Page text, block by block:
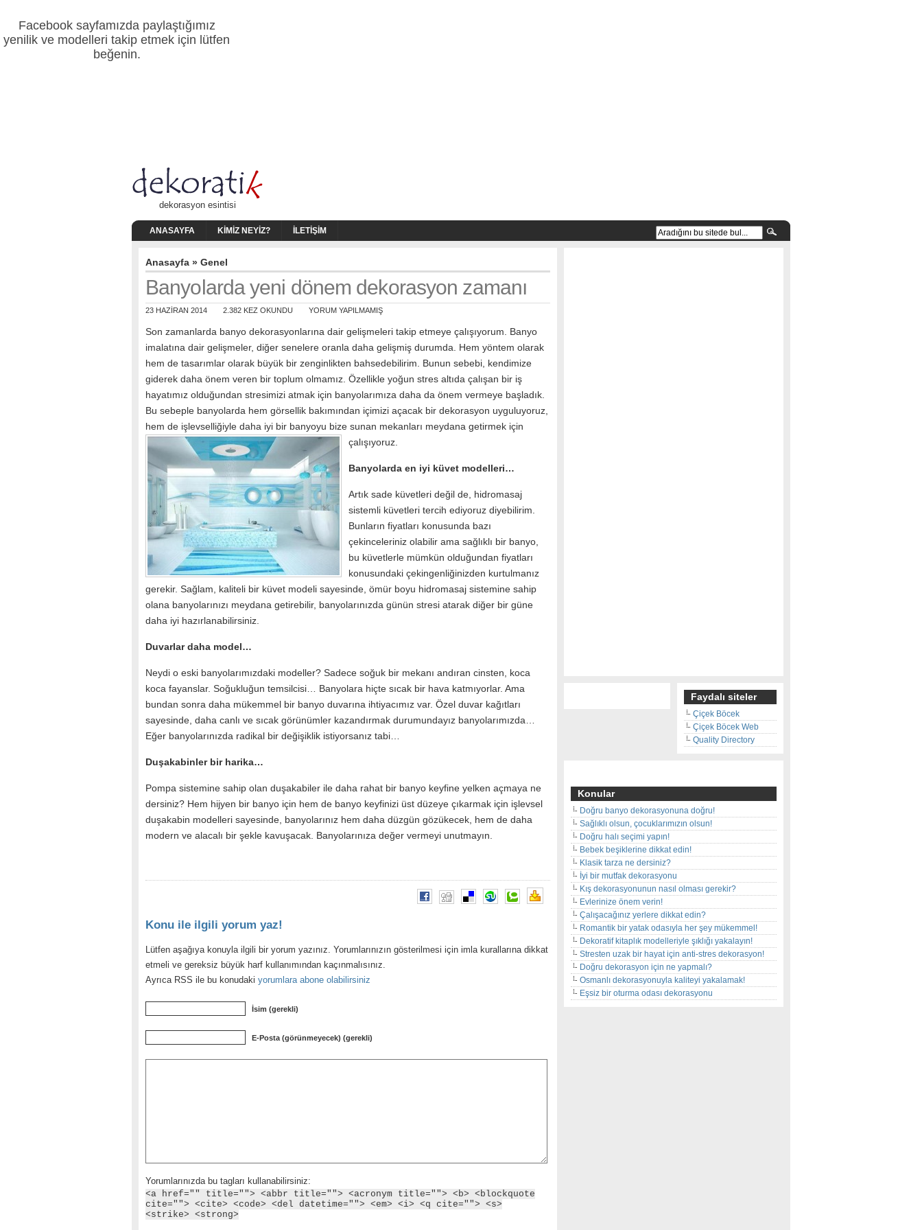
Facebook sayfamızda paylaştığımız
yenilik ve modelleri takip etmek için lütfen
beğenin.
dekorasyon esintisi
ANASAYFA KIMIZ NEYIZ? İLETIŞIM
Anasayfa » Genel
Banyolarda yeni dönem dekorasyon zamanı
23 HAZIRAN 2014 2.382 KEZ OKUNDU YORUM YAPILMAMIŞ
Son zamanlarda banyo dekorasyonlarına dair gelişmeleri takip etmeye çalışıyorum. Banyo
imalatına dair gelişmeler, diğer senelere oranla daha gelişmiş durumda. Hem yöntem olarak
hem de tasarımlar olarak büyük bir zenginlikten bahsedebilirim. Bunun sebebi, kendimize
giderek daha önem veren bir toplum olmamız. Özellikle yoğun stres altıda çalışan bir iş
hayatımız olduğundan stresimizi atmak için banyolarımıza daha da önem vermeye başladık.
Bu sebeple banyolarda hem görsellik bakımından içimizi açacak bir dekorasyon uyguluyoruz,
hem de işlevselliğiyle daha iyi bir banyoyu bize sunan mekanları meydana getirmek için
çalışıyoruz.
Banyolarda en iyi küvet modelleri…
Artık sade küvetleri değil de, hidromasaj
sistemli küvetleri tercih ediyoruz diyebilirim.
Bunların fiyatları konusunda bazı
çekinceleriniz olabilir ama sağlıklı bir banyo,
bu küvetlerle mümkün olduğundan fiyatları
konusundaki çekingenliğinizden kurtulmanız
gerekir. Sağlam, kaliteli bir küvet modeli sayesinde, ömür boyu hidromasaj sistemine sahip
olana banyolarınızı meydana getirebilir, banyolarınızda günün stresi atarak diğer bir güne
daha iyi hazırlanabilirsiniz.
Duvarlar daha model…
Neydi o eski banyolarımızdaki modeller? Sadece soğuk bir mekanı andıran cinsten, koca
koca fayanslar. Soğukluğun temsilcisi… Banyolara hiçte sıcak bir hava katmıyorlar. Ama
bundan sonra daha mükemmel bir banyo duvarına ihtiyacımız var. Özel duvar kağıtları
sayesinde, daha canlı ve sıcak görünümler kazandırmak durumundayız banyolarımızda…
Eğer banyolarınızda radikal bir değişiklik istiyorsanız tabi…
Duşakabinler bir harika…
Pompa sistemine sahip olan duşakabiler ile daha rahat bir banyo keyfine yelken açmaya ne
dersiniz? Hem hijyen bir banyo için hem de banyo keyfinizi üst düzeye çıkarmak için işlevsel
duşakabin modelleri sayesinde, banyolarınız hem daha düzgün gözükecek, hem de daha
modern ve alacalı bir şekle kavuşacak. Banyolarınıza değer vermeyi unutmayın.
Konu ile ilgili yorum yaz!
Lütfen aşağıya konuyla ilgili bir yorum yazınız. Yorumlarınızın gösterilmesi için imla kurallarına dikkat
etmeli ve gereksiz büyük harf kullanımından kaçınmalısınız.
Ayrıca RSS ile bu konudaki yorumlara abone olabilirsiniz
İsim (gerekli)
E-Posta (görünmeyecek) (gerekli)
Yorumlarınızda bu tagları kullanabilirsiniz:
<a href="" title=""> <abbr title=""> <acronym title=""> <b> <blockquote
cite=""> <cite> <code> <del datetime=""> <em> <i> <q cite=""> <s>
<strike> <strong>
Faydalı siteler
Çiçek Böcek
Çiçek Böcek Web
Quality Directory
Konular
Doğru banyo dekorasyonuna doğru!
Sağlıklı olsun, çocuklarımızın olsun!
Doğru halı seçimi yapın!
Bebek beşiklerine dikkat edin!
Klasik tarza ne dersiniz?
İyi bir mutfak dekorasyonu
Kış dekorasyonunun nasıl olması gerekir?
Evlerinize önem verin!
Çalışacağınız yerlere dikkat edin?
Romantik bir yatak odasıyla her şey mükemmel!
Dekoratif kitaplık modelleriyle şıklığı yakalayın!
Stresten uzak bir hayat için anti-stres dekorasyon!
Doğru dekorasyon için ne yapmalı?
Osmanlı dekorasyonuyla kaliteyi yakalamak!
Eşsiz bir oturma odası dekorasyonu